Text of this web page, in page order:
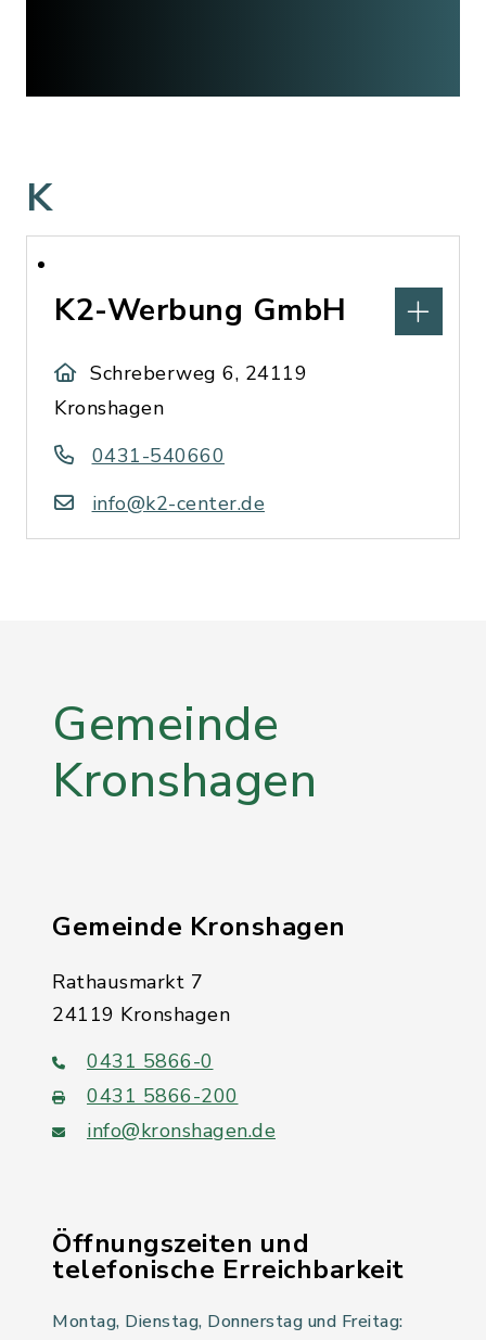
K
K2-Werbung GmbH
Schreberweg 6, 24119
Kronshagen
0431-540660
info@k2-center.de
Gemeinde
Kronshagen
Gemeinde Kronshagen
Rathausmarkt 7
24119 Kronshagen
0431 5866-0
0431 5866-200
info@kronshagen.de
Öffnungszeiten und
telefonische Erreichbarkeit
Montag, Dienstag, Donnerstag und Freitag: